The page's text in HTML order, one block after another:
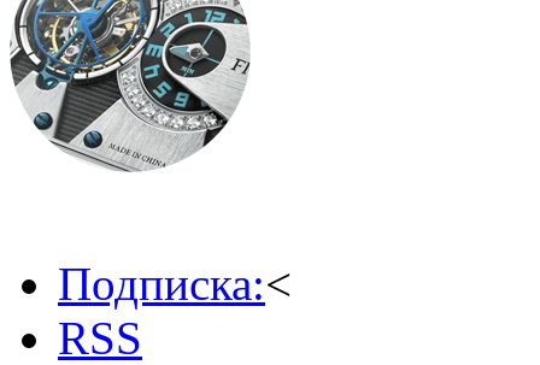
Подписка:<
RSS